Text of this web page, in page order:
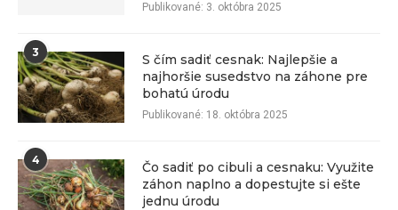
Publikované: 3. októbra 2025
3
S čím sadiť cesnak: Najlepšie a
najhoršie susedstvo na záhone pre
bohatú úrodu
Publikované: 18. októbra 2025
4
Čo sadiť po cibuli a cesnaku: Využite
záhon naplno a dopestujte si ešte
jednu úrodu